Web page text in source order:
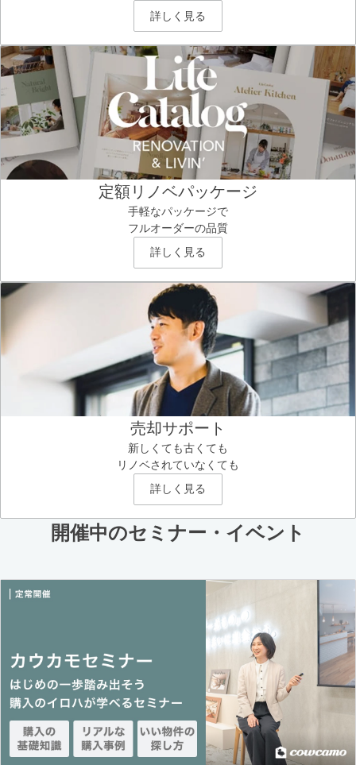
詳しく見る
定額リノベパッケージ
手軽なパッケージで
フルオーダーの品質
詳しく見る
売却サポート
新しくても古くても
リノベされていなくても
詳しく見る
開催中のセミナー・イベント